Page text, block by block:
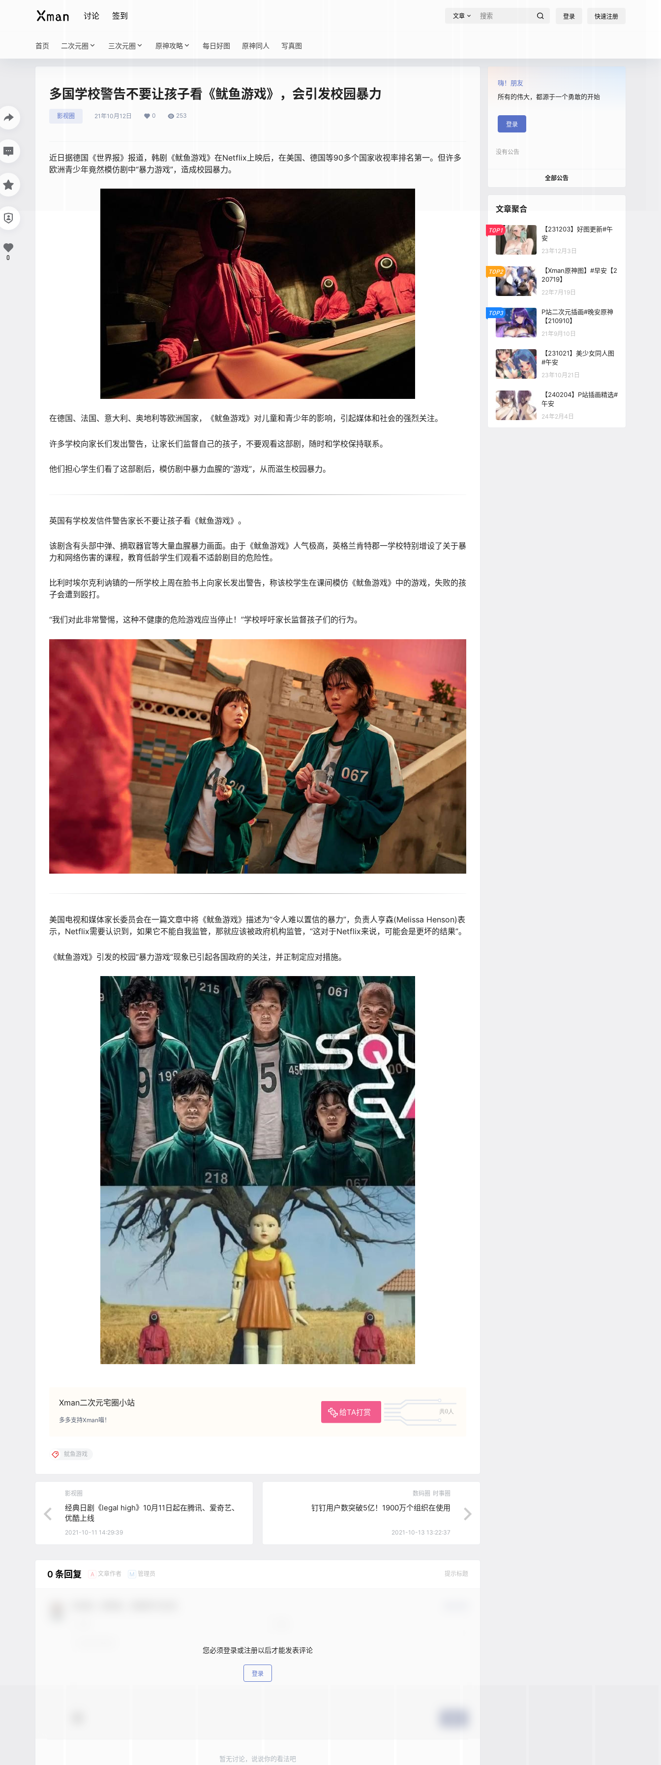
讨论 签到 文章 登录 快速注册
首页 二次元圈 三次元圈 原神攻略 每日好图 原神同人 写真图
多国学校警告不要让孩子看《鱿鱼游戏》，会引发校园暴力
影视圈 21年10月12日 0 253
近日据德国《世界报》报道，韩剧《鱿鱼游戏》在Netflix上映后，在美国、德国等90多个国家收视率排名第一。但许多
欧洲青少年竟然模仿剧中“暴力游戏”，造成校园暴力。
在德国、法国、意大利、奥地利等欧洲国家，《鱿鱼游戏》对儿童和青少年的影响，引起媒体和社会的强烈关注。
许多学校向家长们发出警告，让家长们监督自己的孩子，不要观看这部剧，随时和学校保持联系。
他们担心学生们看了这部剧后，模仿剧中暴力血腥的“游戏”，从而滋生校园暴力。
英国有学校发信件警告家长不要让孩子看《鱿鱼游戏》。
该剧含有头部中弹、摘取器官等大量血腥暴力画面。由于《鱿鱼游戏》人气极高，英格兰肯特郡一学校特别增设了关于暴
力和网络伤害的课程，教育低龄学生们观看不适龄剧目的危险性。
比利时埃尔克利讷镇的一所学校上周在脸书上向家长发出警告，称该校学生在课间模仿《鱿鱼游戏》中的游戏，失败的孩
子会遭到殴打。
“我们对此非常警惕，这种不健康的危险游戏应当停止！”学校呼吁家长监督孩子们的行为。
美国电视和媒体家长委员会在一篇文章中将《鱿鱼游戏》描述为“令人难以置信的暴力”，负责人亨森(Melissa Henson)表
示，Netflix需要认识到，如果它不能自我监管，那就应该被政府机构监管，“这对于Netflix来说，可能会是更坏的结果”。
《鱿鱼游戏》引发的校园“暴力游戏”现象已引起各国政府的关注，并正制定应对措施。
Xman二次元宅圈小站
给TA打赏 共0人
多多支持Xman喵！
0
鱿鱼游戏
影视圈
经典日剧《legal high》10月11日起在腾讯、爱奇艺、
优酷上线
2021-10-11 14:29:39
数码圈 时事圈
钉钉用户数突破5亿！1900万个组织在使用
2021-10-13 13:22:37
0 条回复 A 文章作者 M 管理员 提示标题
您必须登录或注册以后才能发表评论
登录
暂无讨论，说说你的看法吧
嗨！朋友
所有的伟大，都源于一个勇敢的开始
登录
没有公告
全部公告
文章聚合
TOP1
【231203】好图更新#午
安
23年12月3日
TOP2
【Xman原神图】#早安【2
20719】
22年7月19日
TOP3
P站二次元插画#晚安原神
【210910】
21年9月10日
【231021】美少女同人图
#午安
23年10月21日
【240204】P站插画精选#
午安
24年2月4日